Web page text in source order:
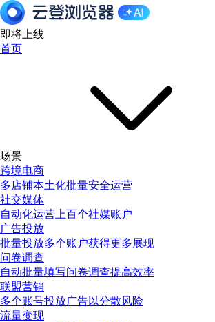
即将上线
首页
场景
跨境电商
多店铺本土化批量安全运营
社交媒体
自动化运营上百个社媒账户
广告投放
批量投放多个账户获得更多展现
问卷调查
自动批量填写问卷调查提高效率
联盟营销
多个账号投放广告以分散风险
流量变现